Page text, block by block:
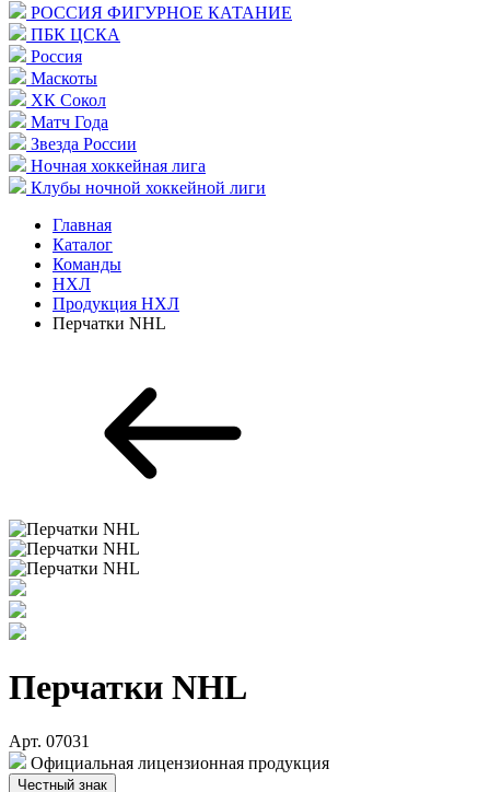
РОССИЯ ФИГУРНОЕ КАТАНИЕ
ПБК ЦСКА
Россия
Маскоты
ХК Сокол
Матч Года
Звезда России
Ночная хоккейная лига
Клубы ночной хоккейной лиги
Главная
Каталог
Команды
НХЛ
Продукция НХЛ
Перчатки NHL
Перчатки NHL
Арт. 07031
Официальная лицензионная продукция
Честный знак